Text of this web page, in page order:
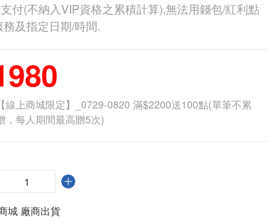
付(不納入VIP資格之累積計算),無法用錢包/紅利點
及指定日期/時間.
【線上商城限定】_0729-0820 滿$2200送100點(單筆不累
，每人期間最高贈5次)
城 廠商出貨